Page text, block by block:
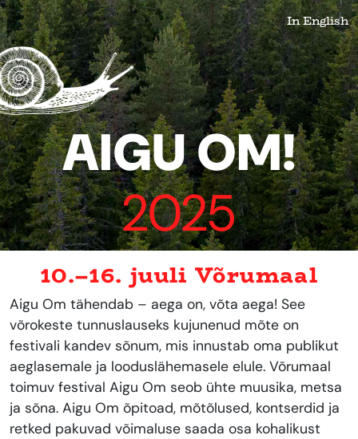
In English
AIGU OM!
2025
10.–16. juuli Võrumaal
Aigu Om tähendab – aega on, võta aega! See
võrokeste tunnuslauseks kujunenud mõte on
festivali kandev sõnum, mis innustab oma publikut
aeglasemale ja looduslähemasele elule. Võrumaal
toimuv festival Aigu Om seob ühte muusika, metsa
ja sõna. Aigu Om õpitoad, mõtõlused, kontserdid ja
retked pakuvad võimaluse saada osa kohalikust